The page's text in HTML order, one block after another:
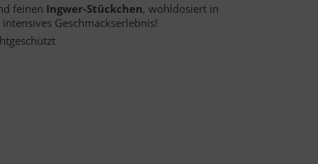
feinen Ingwer-Stückchen, wohldosiert in
Geschmackserlebnis!